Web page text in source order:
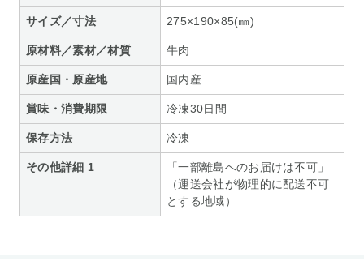
サイズ／寸法 275×190×85(㎜)
原材料／素材／材質 牛肉
原産国・原産地 国内産
賞味・消費期限 冷凍30日間
保存方法 冷凍
その他詳細 1
「一部離島へのお届けは不可」
（運送会社が物理的に配送不可
とする地域）